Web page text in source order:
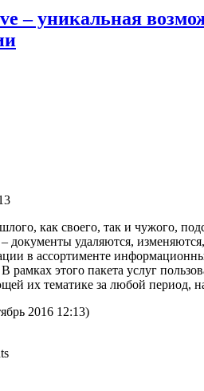
– уникальная
как своего, так и чужого,
документы удаляются,
в ассортименте
рамках этого пакета услуг
их тематике за любой период,
2016 12:13)